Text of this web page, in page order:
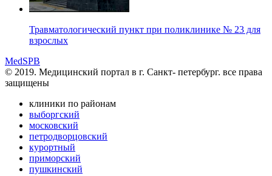
Травматологический пункт при поликлинике № 23 для
взрослых
MedSPB
© 2019. Медицинский портал в г. Санкт- петербург. все права
защищены
клиники по районам
выборгский
московский
петродворцовский
курортный
приморский
пушкинский